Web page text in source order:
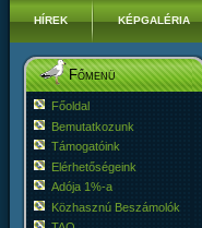
HÍREK KÉPGALÉRIA
Főmenü
Főoldal
Bemutatkozunk
Támogatóink
Elérhetőségeink
Adója 1%-a
Közhasznú Beszámolók